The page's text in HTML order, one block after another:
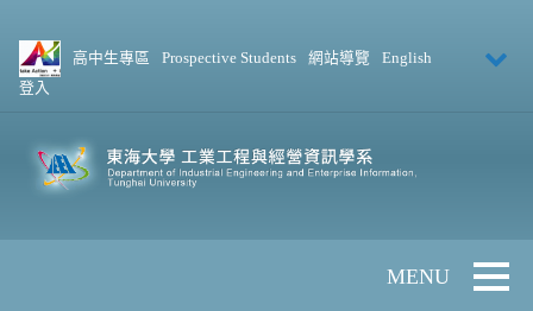
高中生專區 Prospective Students 網站導覽
English
登入
Toggle